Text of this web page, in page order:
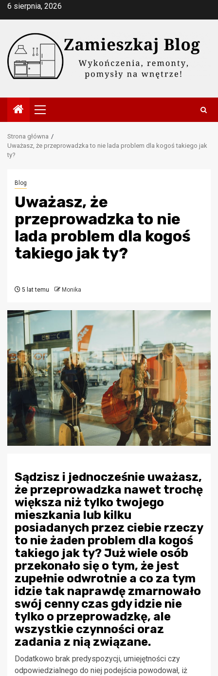
Przejdź
6 sierpnia, 2026
Menu
główne
Strona główna
Uważasz, że przeprowadzka to nie lada problem dla kogoś takiego jak
ty?
Blog
Uważasz, że
przeprowadzka to nie
lada problem dla kogoś
takiego jak ty?
5 lat temu Monika
Sądzisz i jednocześnie uważasz,
że przeprowadzka nawet trochę
większa niż tylko twojego
mieszkania lub kilku
posiadanych przez ciebie rzeczy
to nie żaden problem dla kogoś
takiego jak ty? Już wiele osób
przekonało się o tym, że jest
zupełnie odwrotnie a co za tym
idzie tak naprawdę zmarnowało
swój cenny czas gdy idzie nie
tylko o przeprowadzkę, ale
wszystkie czynności oraz
zadania z nią związane.
Dodatkowo brak predyspozycji, umiejętności czy
odpowiedzialnego do niej podejścia powodował, iż